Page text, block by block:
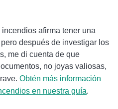
afirma tener una
después de investigar los
me di cuenta de que
no joyas valiosas,
Obtén más información
en nuestra guía.